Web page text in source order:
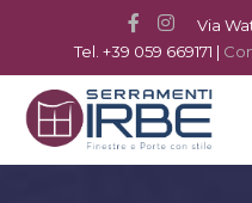
Via
Tel. +39 059 669171 |